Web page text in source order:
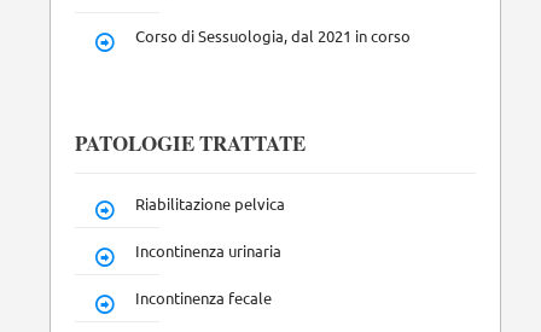
Corso di Sessuologia, dal 2021 in corso
PATOLOGIE TRATTATE
Riabilitazione pelvica
Incontinenza urinaria
Incontinenza fecale